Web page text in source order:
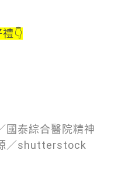
👇
泰綜合醫院精神
／shutterstock